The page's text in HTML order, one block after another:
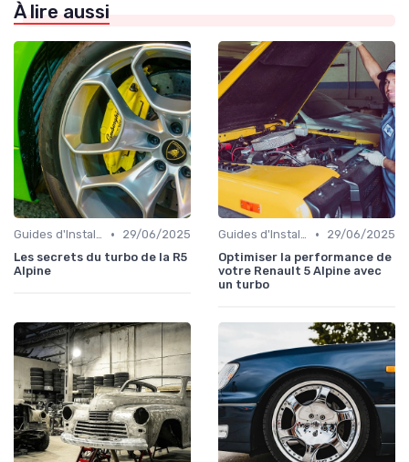
À lire aussi
Guides d'Installation et de Réparation •
29/06/2025
Les secrets du turbo de la R5
Alpine
Guides d'Installation et de Réparation •
29/06/2025
Optimiser la performance de
votre Renault 5 Alpine avec
un turbo